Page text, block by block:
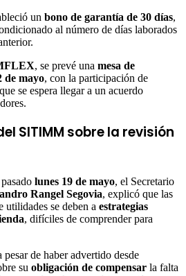
un bono de garantía de 30 días,
al número de días laborados
, se prevé una mesa de
de mayo, con la participación de
se espera llegar a un acuerdo
SITIMM sobre la revisión
lunes 19 de mayo, el Secretario
Rangel Segovia, explicó que las
utilidades se deben a estrategias
, difíciles de comprender para
de haber advertido desde
su obligación de compensar la falta